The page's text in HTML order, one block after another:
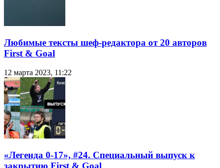
Любимые тексты шеф-редактора от 20 авторов
First & Goal
12 марта 2023, 11:22
«Легенда 0-17», #24. Специальный выпуск к
закрытию First & Goal